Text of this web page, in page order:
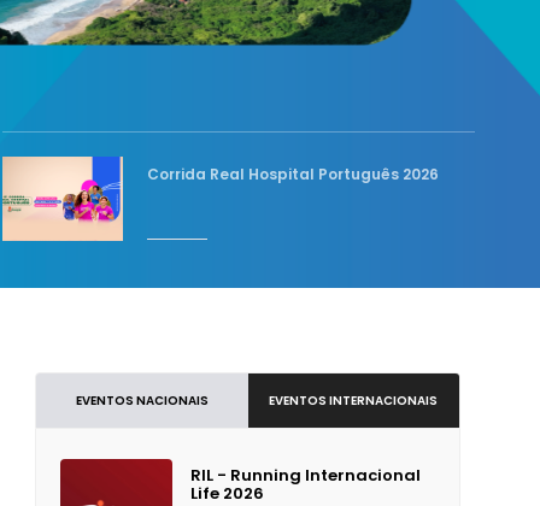
Corrida Real Hospital Português 2026
EVENTOS NACIONAIS EVENTOS INTERNACIONAIS
RIL - Running Internacional
Life 2026